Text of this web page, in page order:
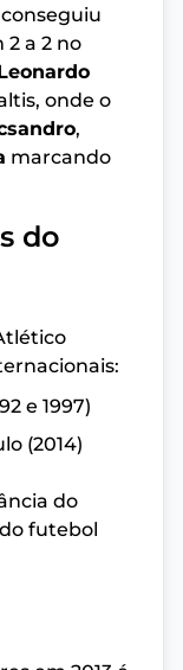
a 2 no
onde o
,
marcando
do
e 1997)
(2014)
do
futebol